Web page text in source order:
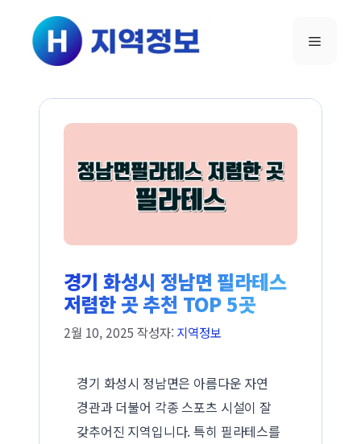
건너뛰기
메뉴
경기 화성시 정남면 필라테스
저렴한 곳 추천 TOP 5곳
2월 10, 2025 작성자: 지역정보
경기 화성시 정남면은 아름다운 자연
경관과 더불어 각종 스포츠 시설이 잘
갖추어진 지역입니다. 특히 필라테스를